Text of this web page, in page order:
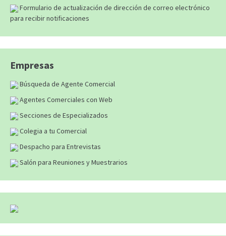
Formulario de actualización de dirección de correo electrónico
para recibir notificaciones
Empresas
Búsqueda de Agente Comercial
Agentes Comerciales con Web
Secciones de Especializados
Colegia a tu Comercial
Despacho para Entrevistas
Salón para Reuniones y Muestrarios